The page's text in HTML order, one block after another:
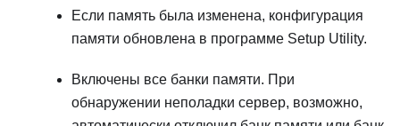
Если память была изменена, конфигурация
памяти обновлена в программе Setup Utility.
Включены все банки памяти. При
обнаружении неполадки сервер, возможно,